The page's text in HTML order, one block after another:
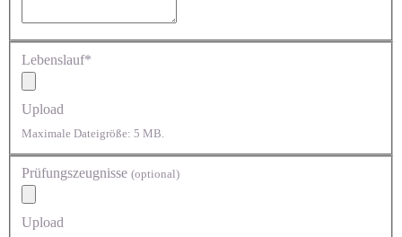
Lebenslauf*
Upload
Maximale Dateigröße: 5 MB.
Prüfungszeugnisse (optional)
Upload